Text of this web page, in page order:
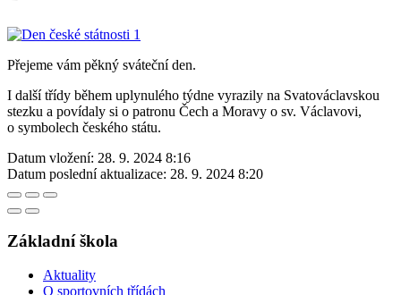
Přejeme vám pěkný sváteční den.
I další třídy během uplynulého týdne vyrazily na Svatováclavskou
stezku a povídaly si o patronu Čech a Moravy o sv. Václavovi,
o symbolech českého státu.
Datum vložení: 28. 9. 2024 8:16
Datum poslední aktualizace: 28. 9. 2024 8:20
Základní škola
Aktuality
O sportovních třídách